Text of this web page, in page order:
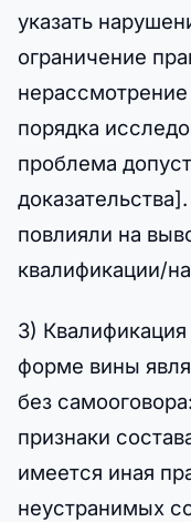
указать
ограничение
порядка
проблема
повлияли на
квалификации/
3)
форме вины
без
признаки
имеется иная
неустранимых